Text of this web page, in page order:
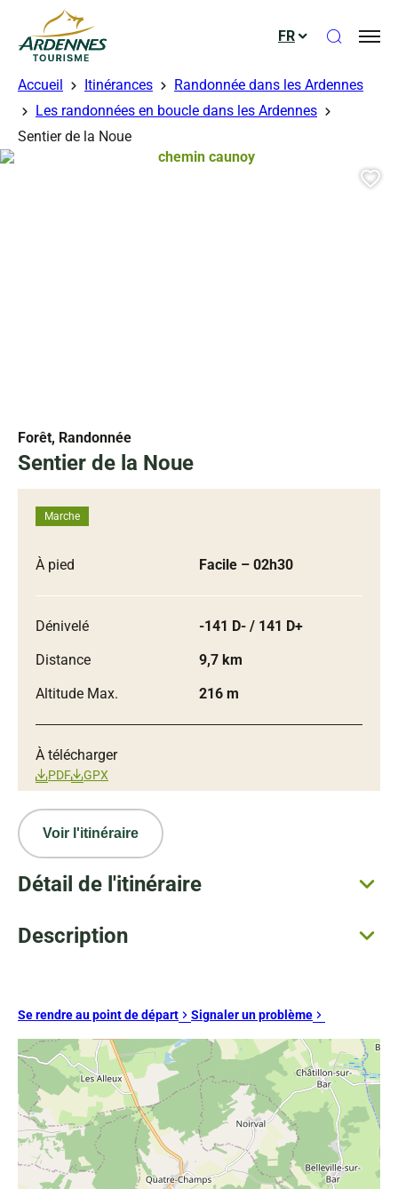
ADT des Ardennes
FR Ouvrir
Accueil Itinérances
Randonnée dans les Ardennes
Les randonnées en boucle dans les Ardennes
Sentier de la Noue
Forêt, Randonnée
Sentier de la Noue
chemin caunoy, © chemin caunoy
Détail de l'itinéraire
Description
Marche
À pied Facile – 02h30
Dénivelé
-141 D- / 141 D+
Distance
9,7 km
Altitude Max.
216 m
À télécharger
PDF GPX
Voir l'itinéraire
Se rendre au point de départ Signaler un problème